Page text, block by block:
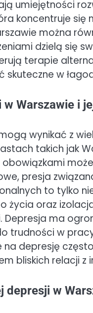
umiejętności
koncentruje się
można
dzielą się
terapie
w
Warszawie i
wynikać z
takich jak
presja
to tylko
życia oraz
ma
trudności w
depresję
bliskich relacji z
depresji w